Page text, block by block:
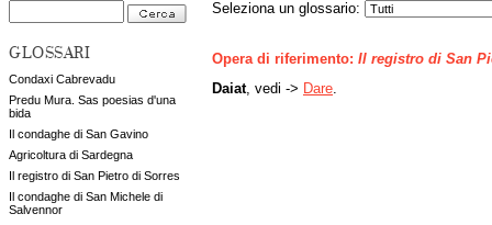
GLOSSARI
Condaxi Cabrevadu
Predu Mura. Sas poesias d'una
bida
Il condaghe di San Gavino
Agricoltura di Sardegna
Il registro di San Pietro di Sorres
Il condaghe di San Michele di
Salvennor
Seleziona un glossario:
Opera di riferimento: Il registro di San
Daiat, vedi -> Dare